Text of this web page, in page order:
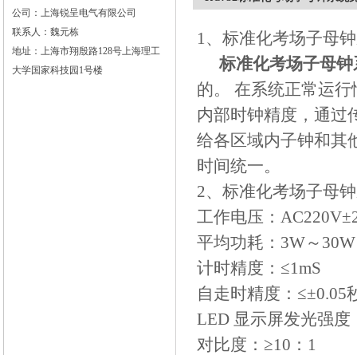
公司：上海锐呈电气有限公司
联系人：魏元栋
地址：上海市翔殷路128号上海理工
大学国家科技园1号楼
1、标准化考场子母
标准化考场子母
的。
在系统正常运
内部时钟精度，通过
给各区域内子钟和其
时间统一。
2、标准化考场子母
工作电压： AC220V±
平均功耗： 3W～ 30W
计时精度： ≤1mS
自走时精度：≤±0.05
LED 显示屏发光强度
对比度： ≥10 ： 1